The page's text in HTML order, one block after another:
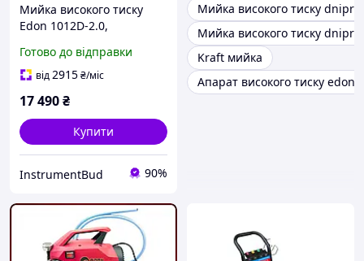
Мийка високого тиску
Edon 1012D-2.0,
продуктивність 780 л/год
Готово до відправки
від2915₴/міс
17 490₴
Купити
InstrumentBud 90%
Мийка високого тиску
Мийка високого тиску
Kraft мийка
Апарат високого тиску edon